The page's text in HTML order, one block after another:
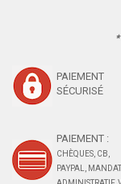
*
PAIEMENT
SÉCURISÉ
PAIEMENT :
CHÈQUES, CB,
PAYPAL, MANDAT